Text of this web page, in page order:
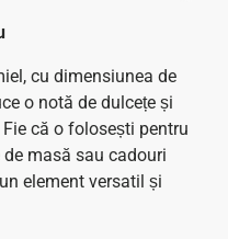
cu dimensiunea de
o notă de dulcețe și
că o folosești pentru
masă sau cadouri
element versatil și